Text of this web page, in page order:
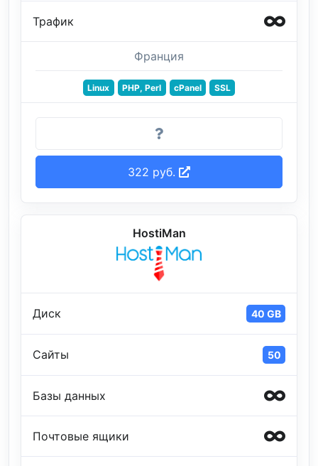
Трафик
Франция
Linux PHP, Perl cPanel SSL
322 руб.
HostiMan
Диск 40 GB
Сайты 50
Базы данных
Почтовые ящики